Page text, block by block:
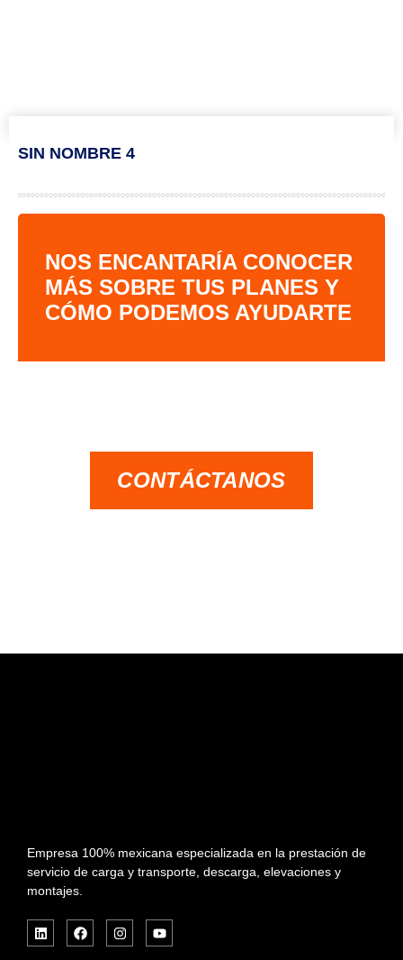
SIN NOMBRE 4
NOS ENCANTARÍA CONOCER
MÁS SOBRE TUS PLANES Y
CÓMO PODEMOS AYUDARTE
CONTÁCTANOS
Empresa 100% mexicana especializada en la prestación de
servicio de carga y transporte, descarga, elevaciones y
montajes.